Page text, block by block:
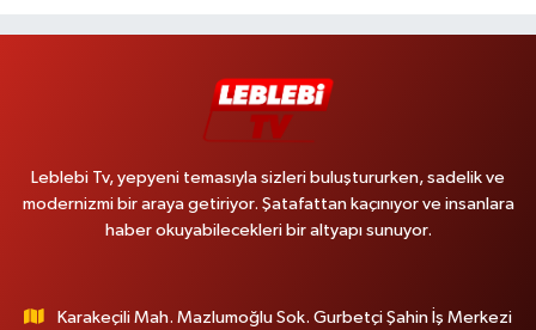
Leblebi Tv, yepyeni temasıyla sizleri buluştururken, sadelik ve
modernizmi bir araya getiriyor. Şatafattan kaçınıyor ve insanlara
haber okuyabilecekleri bir altyapı sunuyor.
Karakeçili Mah. Mazlumoğlu Sok. Gurbetçi Şahin İş Merkezi